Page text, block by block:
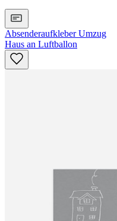
Absenderaufkleber Umzug
Haus an Luftballon